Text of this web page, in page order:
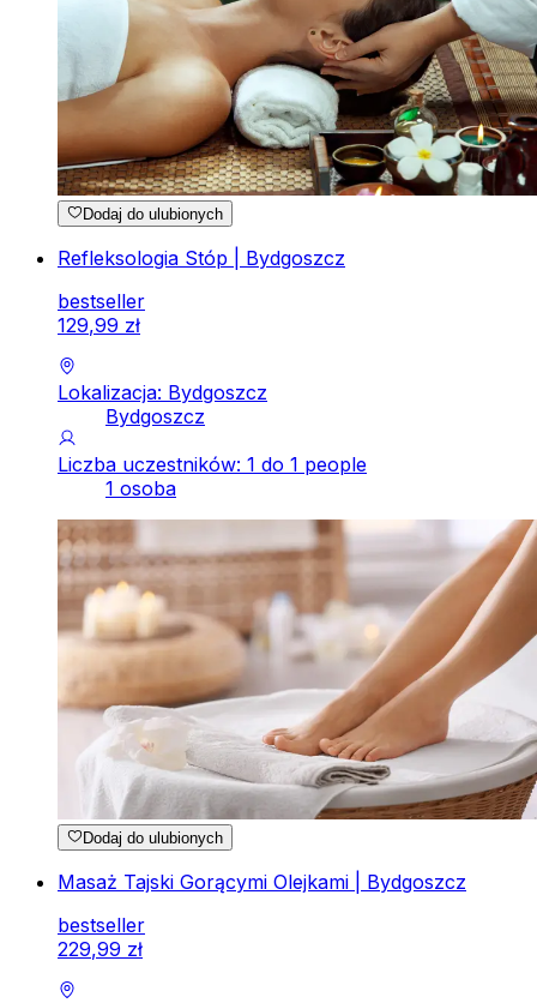
Dodaj do ulubionych
Refleksologia Stóp | Bydgoszcz
bestseller
129,99 zł
Lokalizacja: Bydgoszcz
Bydgoszcz
Liczba uczestników: 1 do 1 people
1 osoba
Dodaj do ulubionych
Masaż Tajski Gorącymi Olejkami | Bydgoszcz
bestseller
229,99 zł